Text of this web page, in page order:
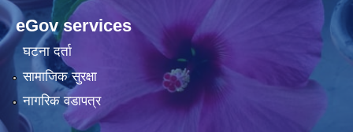
eGov services
घटना दर्ता
सामाजिक सुरक्षा
नागरिक वडापत्र